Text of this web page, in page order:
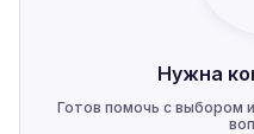
Нужна
Готов помочь с выбором